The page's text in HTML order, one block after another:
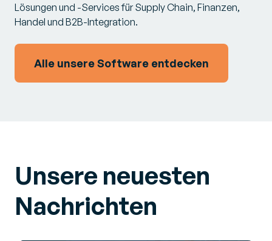
Lösungen und -Services für Supply Chain, Finanzen,
Handel und B2B-Integration.
Alle unsere Software entdecken
Unsere neuesten
Nachrichten